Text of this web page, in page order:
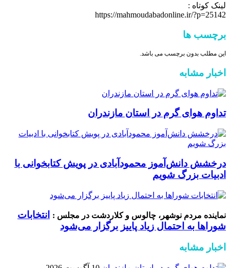
لینک کوتاه :
https://mahmoudabadonline.ir/?p=25142
برچسب ها
این مطلب بدون برچسب می باشد.
اخبار مشابه
تداوم هوای گرم در استان مازندران
درخشش دانش‌آموز محمودآبادی در پویش کتابخوانی با
ادبیات بزرگ شویم
نماینده مردم نوشهر، چالوس و کلاردشت در مجلس :
انتخابات
شوراها به احتمال زیاد پاییز برگزار می‌شود
اخبار مشابه